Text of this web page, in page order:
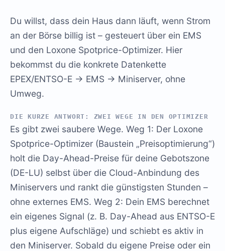
Du willst, dass dein Haus dann läuft, wenn Strom
an der Börse billig ist – gesteuert über ein EMS
und den Loxone Spotprice-Optimizer. Hier
bekommst du die konkrete Datenkette
EPEX/ENTSO-E → EMS → Miniserver, ohne
Umweg.
DIE KURZE ANTWORT: ZWEI WEGE IN DEN OPTIMIZER
Es gibt zwei saubere Wege. Weg 1: Der Loxone
Spotprice-Optimizer (Baustein „Preisoptimierung“)
holt die Day-Ahead-Preise für deine Gebotszone
(DE-LU) selbst über die Cloud-Anbindung des
Miniservers und rankt die günstigsten Stunden –
ohne externes EMS. Weg 2: Dein EMS berechnet
ein eigenes Signal (z. B. Day-Ahead aus ENTSO-E
plus eigene Aufschläge) und schiebt es aktiv in
den Miniserver. Sobald du eigene Preise oder ein